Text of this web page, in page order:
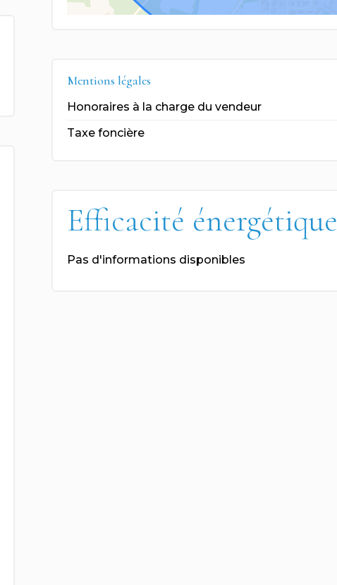
Mentions légales
Honoraires à la charge du vendeur
Taxe foncière
Efficacité énergétique
Pas d'informations disponibles